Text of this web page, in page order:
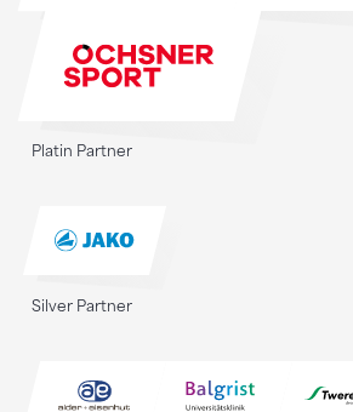
Platin Partner
Silver Partner